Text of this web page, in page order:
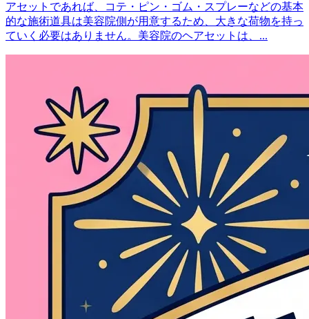
アセットであれば、コテ・ピン・ゴム・スプレーなどの基本
的な施術道具は美容院側が用意するため、大きな荷物を持っ
ていく必要はありません。美容院のヘアセットは、...